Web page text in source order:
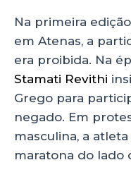
Na primeira
em Atenas, a
era proibida. Na
Stamati Revithi
Grego para
negado. Em
masculina, a
maratona do lado